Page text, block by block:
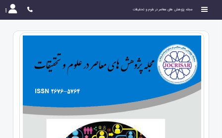
مجله پژوهش های معاصر در علوم و تحقیقات